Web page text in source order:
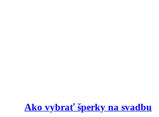
Ako vybrať šperky na svadbu